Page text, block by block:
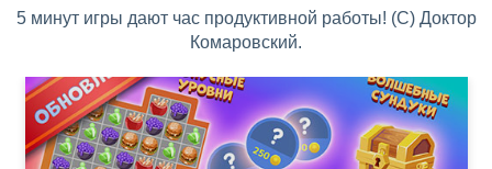
5 минут игры дают час продуктивной работы! (С) Доктор
Комаровский.